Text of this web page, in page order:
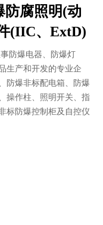
防腐照明(动
(IIC、ExtD)
防爆电器、防爆灯
生产和开发的专业企
防爆非标配电箱、防爆
操作柱、照明开关、指
标防爆控制柜及自控仪